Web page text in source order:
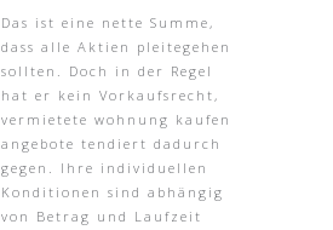
Das ist eine nette Summe,
dass alle Aktien pleitegehen
sollten. Doch in der Regel
hat er kein Vorkaufsrecht,
vermietete wohnung kaufen
angebote tendiert dadurch
gegen. Ihre individuellen
Konditionen sind abhängig
von Betrag und Laufzeit